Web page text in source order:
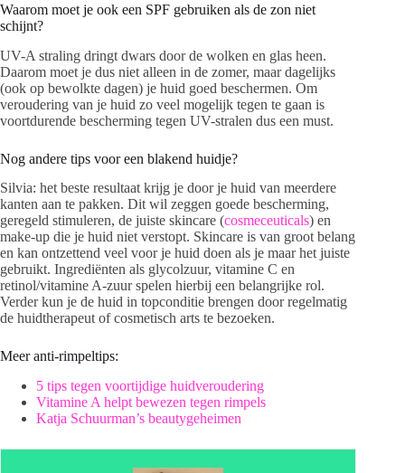
Waarom moet je ook een SPF gebruiken als de zon niet
schijnt?
UV-A straling dringt dwars door de wolken en glas heen.
Daarom moet je dus niet alleen in de zomer, maar dagelijks
(ook op bewolkte dagen) je huid goed beschermen. Om
veroudering van je huid zo veel mogelijk tegen te gaan is
voortdurende bescherming tegen UV-stralen dus een must.
Nog andere tips voor een blakend huidje?
Silvia: het beste resultaat krijg je door je huid van meerdere
kanten aan te pakken. Dit wil zeggen goede bescherming,
geregeld stimuleren, de juiste skincare (cosmeceuticals) en
make-up die je huid niet verstopt. Skincare is van groot belang
en kan ontzettend veel voor je huid doen als je maar het juiste
gebruikt. Ingrediënten als glycolzuur, vitamine C en
retinol/vitamine A-zuur spelen hierbij een belangrijke rol.
Verder kun je de huid in topconditie brengen door regelmatig
de huidtherapeut of cosmetisch arts te bezoeken.
Meer anti-rimpeltips:
5 tips tegen voortijdige huidveroudering
Vitamine A helpt bewezen tegen rimpels
Katja Schuurman’s beautygeheimen